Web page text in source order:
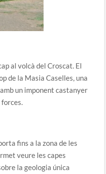
al volcà del Croscat. El
de la Masia Caselles, una
un imponent castanyer
fins a la zona de les
veure les capes
la geologia única